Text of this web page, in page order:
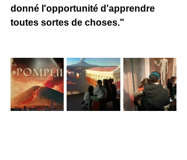
donné l'opportunité d'apprendre
toutes sortes de choses."